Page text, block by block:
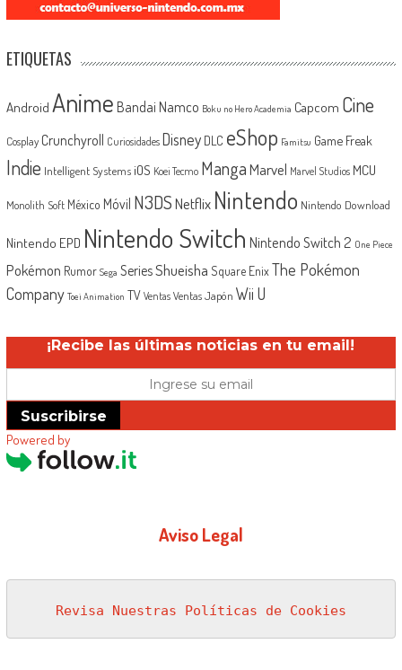
ETIQUETAS
Android Anime Bandai Namco Boku no Hero Academia Capcom Cine
Cosplay Crunchyroll Curiosidades Disney DLC eShop Famitsu Game Freak
Indie Intelligent Systems iOS Koei Tecmo MangaMarvel Marvel Studios MCU
Monolith Soft México Móvil N3DSNetflix Nintendo Nintendo Download
Nintendo EPD Nintendo Switch Nintendo Switch 2 One Piece
Pokémon Rumor Sega SeriesShueisha Square EnixThe Pokémon
Company Toei Animation TV Ventas Ventas Japón Wii U
¡Recibe las últimas noticias en tu email!
Suscribirse
Powered by
Aviso Legal
Revisa Nuestras Políticas de Cookies